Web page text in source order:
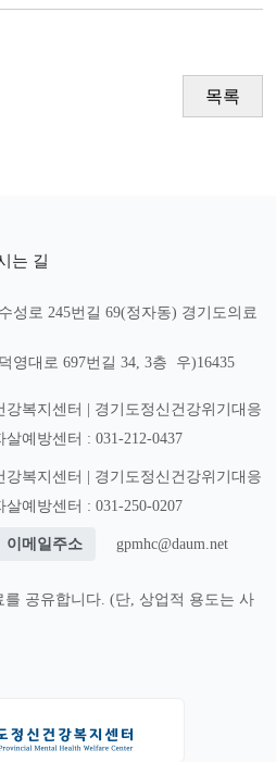
목록
는 길
성로 245번길 69(정자동) 경기도의료
영대로 697번길 34, 3층 우)16435
강복지센터 | 경기도정신건강위기대응
살예방센터 : 031-212-0437
강복지센터 | 경기도정신건강위기대응
살예방센터 : 031-250-0207
이메일주소 gpmhc@daum.net
공유합니다. (단, 상업적 용도는 사